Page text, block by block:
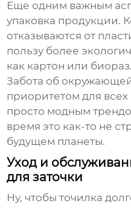
Еще одним важным
упаковка продукции.
отказываются от
пользу более
как картон или
Забота об
приоритетом для
просто модным
время это как-то не
будущем планеты.
Уход и
для заточки
Ну, чтобы точилка